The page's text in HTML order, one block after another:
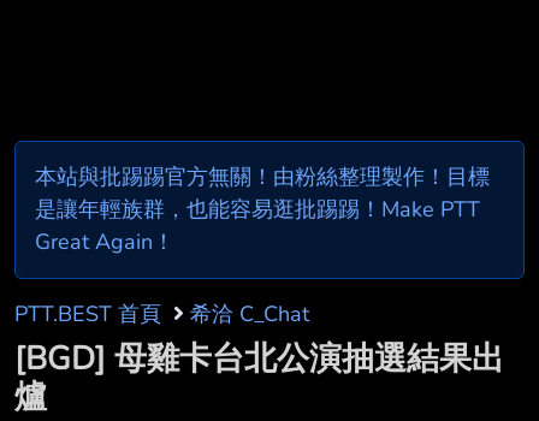
本站與批踢踢官方無關！由粉絲整理製作！目標
是讓年輕族群，也能容易逛批踢踢！Make PTT
Great Again！
PTT.BEST 首頁 希洽 C_Chat
[BGD] 母雞卡台北公演抽選結果出
爐